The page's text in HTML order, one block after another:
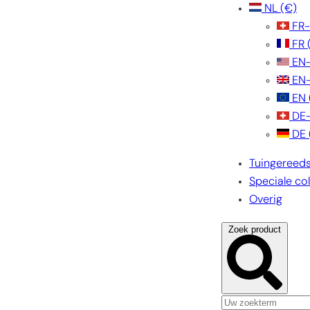
NL (€)
FR
EN
DE
Speciale
Overig
Zoek product